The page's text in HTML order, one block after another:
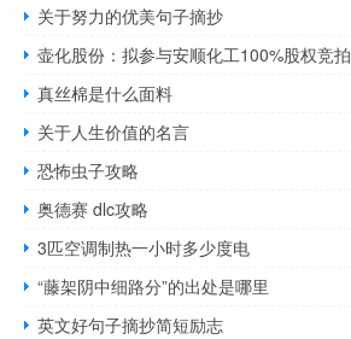
关于努力的优美句子摘抄
壶化股份：拟参与安顺化工100%股权竞拍
真丝棉是什么面料
关于人生价值的名言
恐怖虫子攻略
奥德赛 dlc攻略
3匹空调制热一小时多少度电
“藤架阴中细路分”的出处是哪里
英文好句子摘抄简短励志